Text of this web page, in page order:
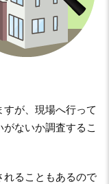
が、現場へ行って
ないか調査するこ
れることもあるので